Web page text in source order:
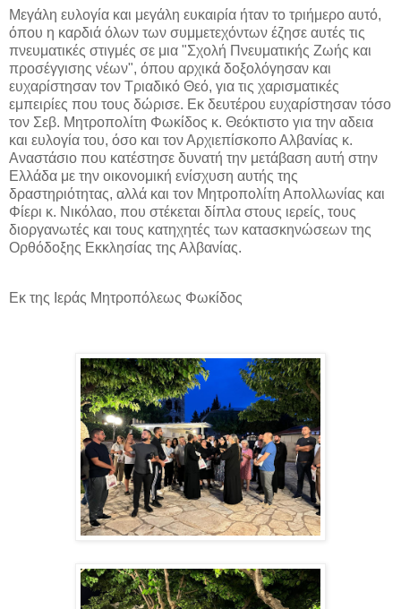
Μεγάλη ευλογία και μεγάλη ευκαιρία ήταν το τριήμερο αυτό,
όπου η καρδιά όλων των συμμετεχόντων έζησε αυτές τις
πνευματικές στιγμές σε μια "Σχολή Πνευματικής Ζωής και
προσέγγισης νέων", όπου αρχικά δοξολόγησαν και
ευχαρίστησαν τον Τριαδικό Θεό, για τις χαρισματικές
εμπειρίες που τους δώρισε. Εκ δευτέρου ευχαρίστησαν τόσο
τον Σεβ. Μητροπολίτη Φωκίδος κ. Θεόκτιστο για την αδεια
και ευλογία του, όσο και τον Αρχιεπίσκοπο Αλβανίας κ.
Αναστάσιο που κατέστησε δυνατή την μετάβαση αυτή στην
Ελλάδα με την οικονομική ενίσχυση αυτής της
δραστηριότητας, αλλά και τον Μητροπολίτη Απολλωνίας και
Φίερι κ. Νικόλαο, που στέκεται δίπλα στους ιερείς, τους
διοργανωτές και τους κατηχητές των κατασκηνώσεων της
Ορθόδοξης Εκκλησίας της Αλβανίας.
Εκ της Ιεράς Μητροπόλεως Φωκίδος